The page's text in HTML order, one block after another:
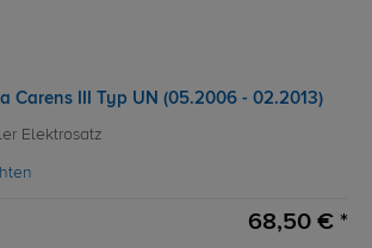
Carens III Typ UN (05.2006 - 02.2013)
Elektrosatz
68,50 € *